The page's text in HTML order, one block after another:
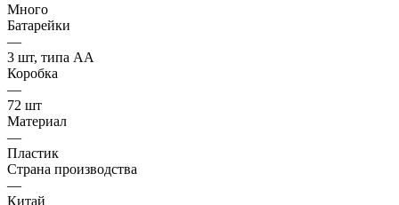
Много
Батарейки
—
3 шт, типа АА
Коробка
—
72 шт
Материал
—
Пластик
Страна производства
—
Китай